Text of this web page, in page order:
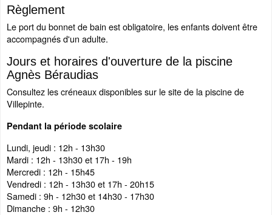
Règlement
Le port du bonnet de bain est obligatoire, les enfants doivent être
accompagnés d'un adulte.
Jours et horaires d'ouverture de la piscine
Agnès Béraudias
Consultez les créneaux disponibles sur le site de la piscine de
Villepinte.
Pendant la période scolaire
Lundi, jeudi : 12h - 13h30
Mardi : 12h - 13h30 et 17h - 19h
Mercredi : 12h - 15h45
Vendredi : 12h - 13h30 et 17h - 20h15
Samedi : 9h - 12h30 et 14h30 - 17h30
Dimanche : 9h - 12h30